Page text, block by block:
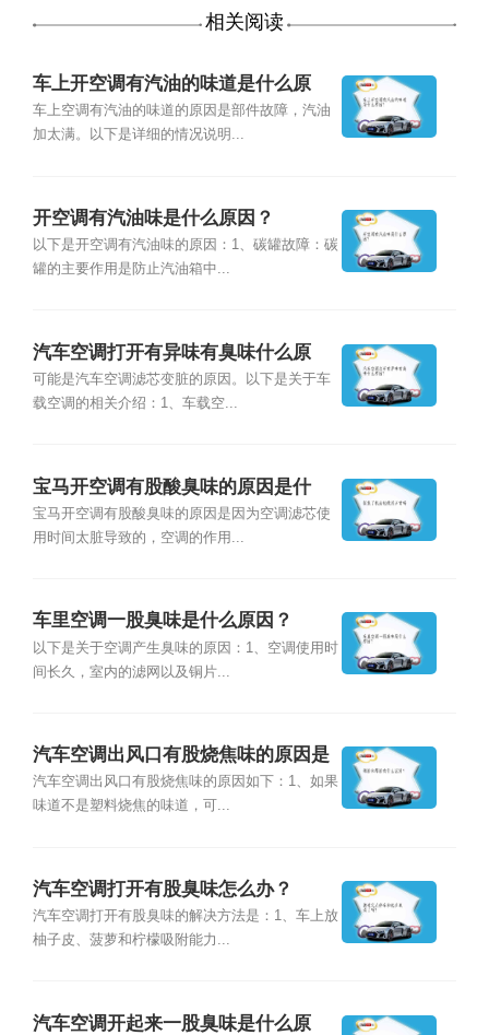
相关阅读
车上开空调有汽油的味道是什么原
因？
车上空调有汽油的味道的原因是部件故障，汽油
加太满。以下是详细的情况说明...
开空调有汽油味是什么原因？
以下是开空调有汽油味的原因：1、碳罐故障：碳
罐的主要作用是防止汽油箱中...
汽车空调打开有异味有臭味什么原
因？
可能是汽车空调滤芯变脏的原因。以下是关于车
载空调的相关介绍：1、车载空...
宝马开空调有股酸臭味的原因是什
么？
宝马开空调有股酸臭味的原因是因为空调滤芯使
用时间太脏导致的，空调的作用...
车里空调一股臭味是什么原因？
以下是关于空调产生臭味的原因：1、空调使用时
间长久，室内的滤网以及铜片...
汽车空调出风口有股烧焦味的原因是
什么？
汽车空调出风口有股烧焦味的原因如下：1、如果
味道不是塑料烧焦的味道，可...
汽车空调打开有股臭味怎么办？
汽车空调打开有股臭味的解决方法是：1、车上放
柚子皮、菠萝和柠檬吸附能力...
汽车空调开起来一股臭味是什么原